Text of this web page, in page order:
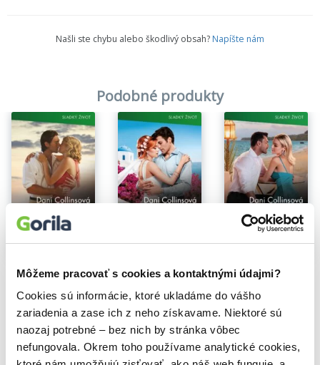
Môžeme pracovať s cookies a kontaktnými údajmi?
Cookies sú informácie, ktoré ukladáme do vášho
zariadenia a zase ich z neho získavame. Niektoré sú
naozaj potrebné – bez nich by stránka vôbec
nefungovala. Okrem toho používame analytické cookies,
Našli ste chybu alebo škodlivý obsah? Napíšte nám
Podobné produkty
Šťastně zmařená svatba
3,04€
Pomůžeš mi pomstít se!
3,04€ 3,04€